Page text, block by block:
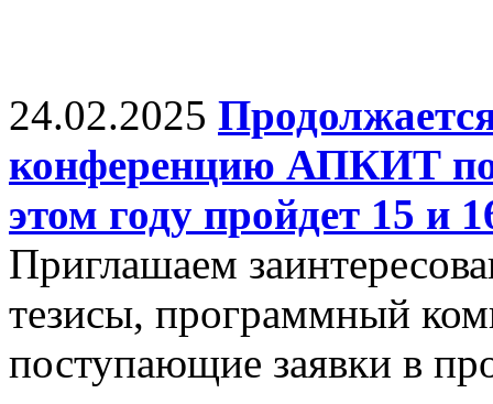
24.02.2025
конференцию АПКИТ
этом году пройдет 15 и
Приглашаем
тезисы, программный
поступающие заявки в